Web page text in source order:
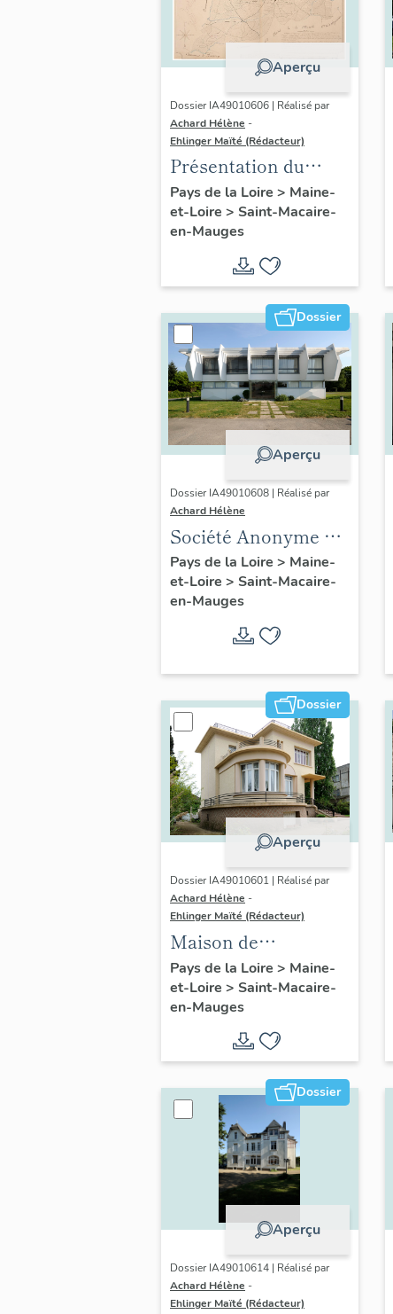
Aperçu
Dossier IA49010606 | Réalisé par
Achard Hélène -
Ehlinger Maïté (Rédacteur)
Présentation du
patrimoine
industriel de la
commune de Saint-
Macaire-en-Mauges
Pays de la Loire > Maine-
et-Loire > Saint-Macaire-
en-Mauges
Dossier
Aperçu
Dossier IA49010608 | Réalisé par
Achard Hélène
Société Anonyme de
Chaussures
Pays de la Loire > Maine-
et-Loire > Saint-Macaire-
en-Mauges
Dossier
Aperçu
Dossier IA49010601 | Réalisé par
Achard Hélène -
Ehlinger Maïté (Rédacteur)
Maison de
l'industriel Auguste
Repussard, 24 rue d'
Anjou, Saint-
Macaire-en-Mauges
Pays de la Loire > Maine-
et-Loire > Saint-Macaire-
en-Mauges
Dossier
Aperçu
Dossier IA49010614 | Réalisé par
Achard Hélène -
Ehlinger Maïté (Rédacteur)